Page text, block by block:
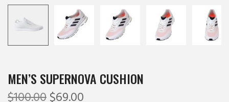
MEN’S SUPERNOVA CUSHION
$100.00$69.00